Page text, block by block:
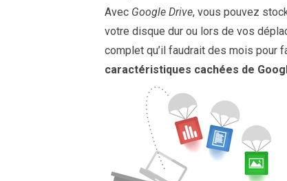
Avec Google Drive, vous pouvez
votre disque dur ou lors de vos
complet qu’il faudrait des mois pour
caractéristiques cachées de